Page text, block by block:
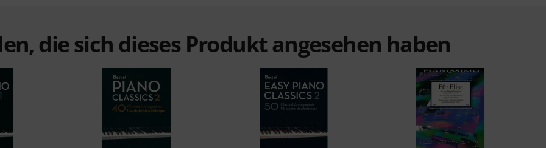
die sich dieses Produkt angesehen haben